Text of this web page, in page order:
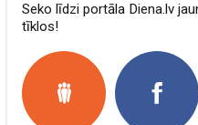
Seko līdzi portāla Diena.lv
tīklos!